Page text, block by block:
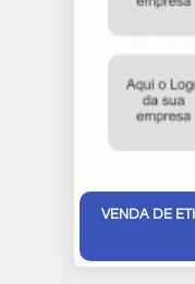
VENDA DE